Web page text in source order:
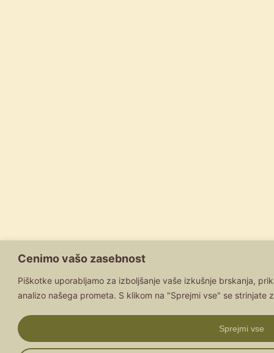
Cenimo vašo zasebnost
Piškotke uporabljamo za izboljšanje vaše izkušnje brskanja,
analizo našega prometa. S klikom na "Sprejmi vse" se strinjate
Sprejmi vse